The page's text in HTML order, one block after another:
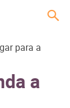
para a
a